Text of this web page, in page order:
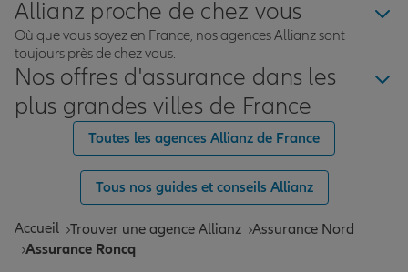
Allianz proche de chez vous
Où que vous soyez en France, nos agences Allianz sont
toujours près de chez vous.
Nos offres d'assurance dans les
plus grandes villes de France
Toutes les agences Allianz de France
Tous nos guides et conseils Allianz
Accueil Trouver une agence Allianz Assurance Nord
Assurance Roncq